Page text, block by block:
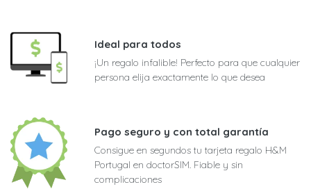
Ideal para todos
¡Un regalo infalible! Perfecto para que cualquier
persona elija exactamente lo que desea
Pago seguro y con total garantía
Consigue en segundos tu tarjeta regalo H&M
Portugal en doctorSIM. Fiable y sin
complicaciones